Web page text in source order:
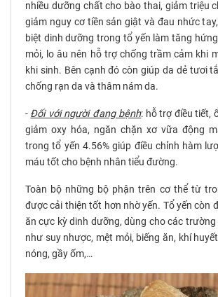
nhiều dưỡng chất cho bào thai, giảm triệu
giảm nguy cơ tiền sản giật và đau nhức
biệt dinh dưỡng trong tổ yến làm tăng
mỏi, lo âu nên hỗ trợ chống trầm cảm khi
khi sinh. Bên cạnh đó còn giúp da dẻ tươi
chống rạn da và thâm nám da.
- Đối với người đang bệnh: hỗ trợ điều tiết,
giảm oxy hóa, ngăn chặn xơ vữa động
trong tổ yến 4.56% giúp điều chỉnh hàm
máu tốt cho bệnh nhân tiểu đường.
Toàn bộ những bộ phận trên cơ thể từ
được cải thiện tốt hơn nhờ yến. Tổ yến còn
ăn cực kỳ dinh dưỡng, dùng cho các
như suy nhược, mệt mỏi, biếng ăn, khí
nóng, gầy ốm,…